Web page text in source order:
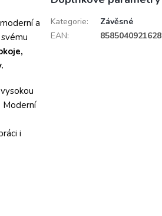
a
Moderní
i
Kategorie:
Závěsné
EAN: 8585040921628